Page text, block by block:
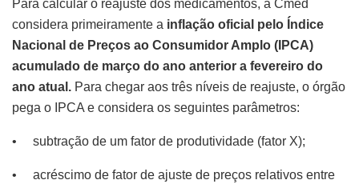
Para calcular o reajuste dos medicamentos, a Cmed
considera primeiramente a inflação oficial pelo Índice
Nacional de Preços ao Consumidor Amplo (IPCA)
acumulado de março do ano anterior a fevereiro do
ano atual. Para chegar aos três níveis de reajuste, o órgão
pega o IPCA e considera os seguintes parâmetros:
• subtração de um fator de produtividade (fator X);
• acréscimo de fator de ajuste de preços relativos entre